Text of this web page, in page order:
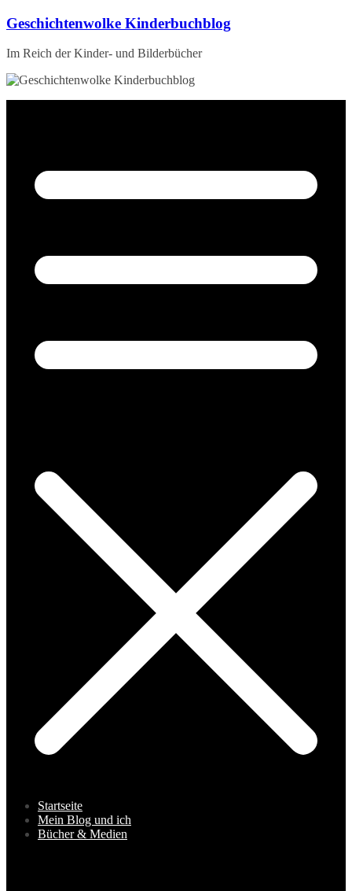
Zum
springen
Geschichtenwolke Kinderbuchblog
Im Reich der Kinder- und Bilderbücher
Startseite
Mein Blog und ich
Bücher & Medien